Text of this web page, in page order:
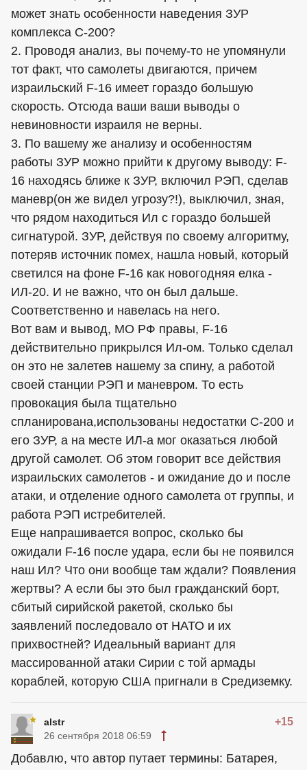
может знать особенности наведения ЗУР
комплекса С-200?
2. Проводя анализ, вы почему-то не упомянули
тот факт, что самолеты двигаются, причем
израильский F-16 имеет гораздо большую
скорость. Отсюда ваши ваши выводы о
невиновности израиля не верны.
3. По вашему же анализу и особенностям
работы ЗУР можно прийти к другому выводу: F-
16 находясь ближе к ЗУР, включил РЭП, сделав
маневр(он же видел угрозу?!), выключил, зная,
что рядом находиться Ил с гораздо большей
сигнатурой. ЗУР, действуя по своему алгоритму,
потеряв источник помех, нашла новый, который
светился на фоне F-16 как новогодняя елка -
ИЛ-20. И не важно, что он был дальше.
Соответственно и навелась на него.
Вот вам и вывод, МО РФ правы, F-16
действительно прикрылся Ил-ом. Только сделал
он это не залетев нашему за спину, а работой
своей станции РЭП и маневром. То есть
провокация была тщательно
спланирована,использованы недостатки С-200 и
его ЗУР, а на месте ИЛ-а мог оказаться любой
другой самолет. Об этом говорит все действия
израильских самолетов - и ожидание до и после
атаки, и отделение одного самолета от группы, и
работа РЭП истребителей.
Еще напрашивается вопрос, сколько бы
ожидали F-16 после удара, если бы не появился
наш Ил? Что они вообще там ждали? Появления
жертвы? А если бы это был гражданский борт,
сбитый сирийской ракетой, сколько бы
заявлений последовало от НАТО и их
прихвостней? Идеальный вариант для
массированной атаки Сирии с той армады
кораблей, которую США пригнали в Средиземку.
alstr +15
26 сентября 2018 06:59
Добавлю, что автор путает термины: Батарея,